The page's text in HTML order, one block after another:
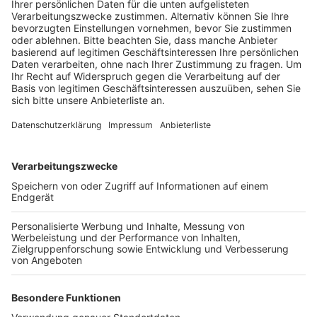
Anzeige
Und auch das Capitol in Kerpen stellt seinen täglichen
Spielbetrieb ein, da sich der Betrieb wirtschaftlich
Dienstag laufen hier noch die letzten der Filme des
kommenden Jahr mit einem neuen Konzept starten
will. Denn die schwierige Parkplatzsituation vor dem
Kino und die Konkurrenz durch Streaming-Anbieter
führten auch in den letzten Jahren schon zu
Besucherverlusten. In Zukunft wollen die Betreiber
das Capitol dann vor allem als Location für
Veranstaltungen wie Konzerte, Lesungen oder private
Rahmen von Aktion wie dem Filmcafe oder der